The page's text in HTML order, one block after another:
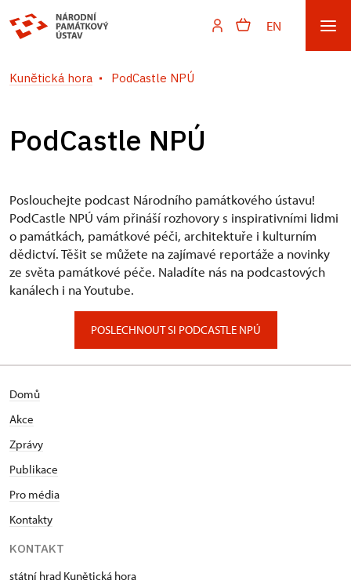
EN
Kunětická hora PodCastle NPÚ
PodCastle NPÚ
Poslouchejte podcast Národního památkového ústavu!
PodCastle NPÚ vám přináší rozhovory s inspirativními lidmi
o památkách, památkové péči, architektuře i kulturním
dědictví. Těšit se můžete na zajímavé reportáže a novinky
ze světa památkové péče. Naladíte nás na podcastových
kanálech i na Youtube.
POSLECHNOUT SI PODCASTLE NPÚ
Domů
Akce
Zprávy
Publikace
Pro média
Kontakty
KONTAKT
státní hrad Kunětická hora